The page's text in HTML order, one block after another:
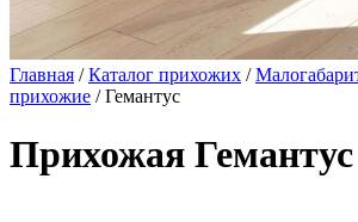
Главная /Каталог прихожих /
прихожие / Гемантус
Прихожая Гемантус